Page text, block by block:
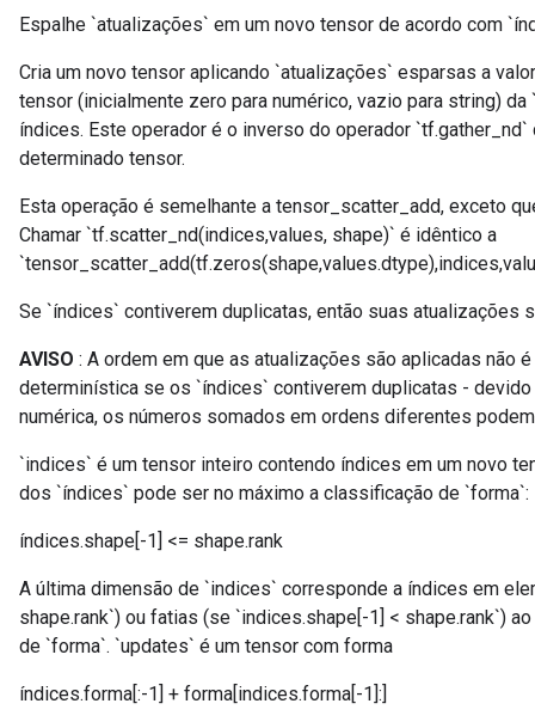
Espalhe `atualizações` em um novo tensor de acordo com
Cria um novo tensor aplicando `atualizações` esparsas a
tensor (inicialmente zero para numérico, vazio para string)
índices. Este operador é o inverso do operador
determinado tensor.
Esta operação é semelhante a tensor_scatter_add, exceto
Chamar `tf.scatter_nd(indices,values, shape)` é idêntico a
Se `índices` contiverem duplicatas, então suas atualizações
AVISO : A ordem em que as atualizações são aplicadas não
determinística se os `índices` contiverem duplicatas -
numérica, os números somados em ordens diferentes
`indices` é um tensor inteiro contendo índices em um novo
dos `índices` pode ser no máximo a classificação de `forma`:
índices.shape[-1] <= shape.rank
A última dimensão de `indices` corresponde a índices em
shape.rank`) ou fatias (se `indices.shape[-1] < shape.rank`)
de `forma`. `updates` é um tensor com forma
índices.forma[:-1] + forma[indices.forma[-1]:]